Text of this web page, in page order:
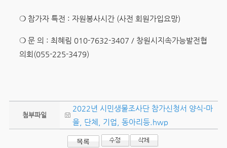
❍ 참가자 특전 : 자원봉사시간 (사전 회원가입요망)
❍ 문 의 : 최혜림 010-7632-3407 / 창원시지속가능발전협
의회(055-225-3479)
첨부파일
2022년 시민생물조사단 참가신청서 양식-마
을, 단체, 기업, 동아리등.hwp